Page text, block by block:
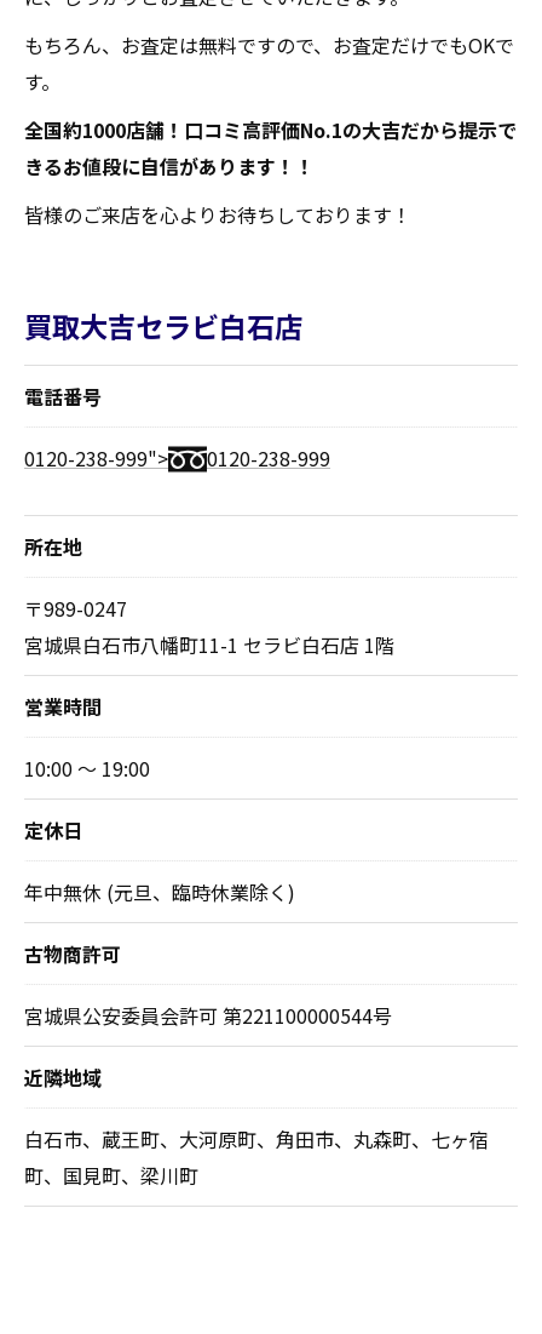
もちろん、お査定は無料ですので、お査定だけでもOKで
す。
全国約1000店舗！口コミ高評価No.1の大吉だから提示で
きるお値段に自信があります！！
皆様のご来店を心よりお待ちしております！
買取大吉セラビ白石店
電話番号
0120-238-999"> 0120-238-999
所在地
〒989-0247
宮城県白石市八幡町11-1 セラビ白石店 1階
営業時間
10:00 ～ 19:00
定休日
年中無休 (元旦、臨時休業除く)
古物商許可
宮城県公安委員会許可 第221100000544号
近隣地域
白石市、蔵王町、大河原町、角田市、丸森町、七ヶ宿
町、国見町、梁川町